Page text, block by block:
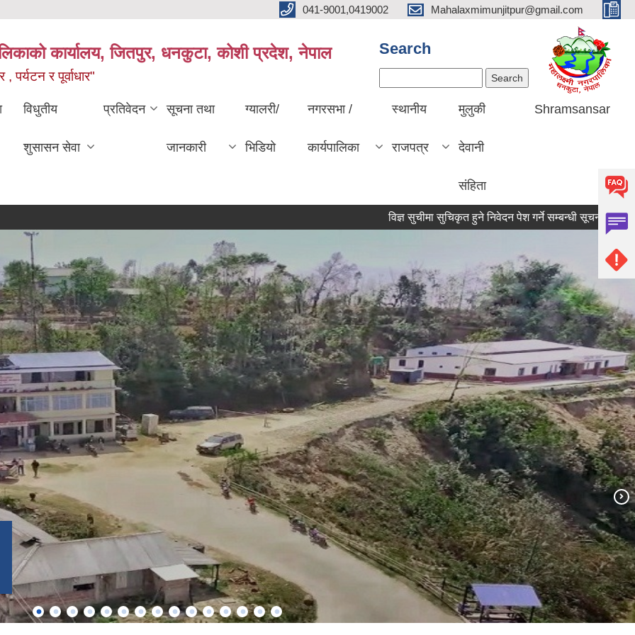
041-9001,0419002 Mahalaxmimunjitpur@gmail.com
कार्यालय, जितपुर, धनकुटा, कोशी प्रदेश, नेपाल
, पर्यटन र पूर्वाधार"
Search
विधुतीय
शुसासन सेवा
प्रतिवेदन सूचना तथा
जानकारी
ग्यालरी/
भिडियो
नगरसभा /
कार्यपालिका
स्थानीय
राजपत्र
मुलुकी
देवानी
संहिता
Shramsansar
विज्ञ सुचीमा सुचिकृत हुने निवेदन पेश गर्ने सम्बन्धी सूचना। विज्ञापन
विज्ञापन
मिति:07/28/2026 - 20:59
विज्ञापन
मिति:07/28/2026 - 07:14
सेवा करारमा पदपूर्ति गर्ने सम्बन्धी सूचना
मिति:07/23/2026 - 13:55
रिक्त पदमा स्थायी शिक्षक सरुवा सम्बन्धी सूचना।
मिति:07/13/2026 - 15:39